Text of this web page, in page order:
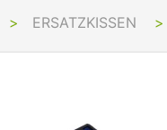
COLOP GREEN
TRODAT
> ERSATZKISSEN >